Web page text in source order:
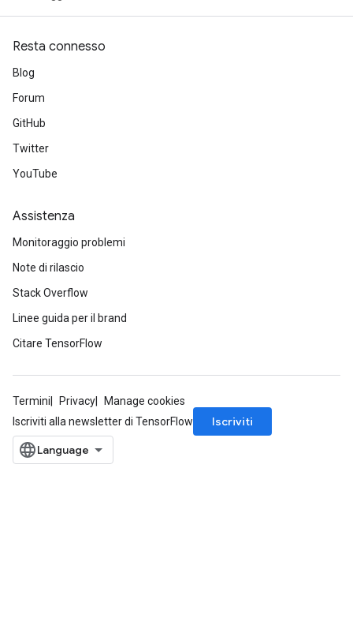
Resta connesso
Blog
Forum
GitHub
Twitter
YouTube
Assistenza
Monitoraggio problemi
Note di rilascio
Stack Overflow
Linee guida per il brand
Citare TensorFlow
Termini Privacy
Manage cookies
Iscriviti alla newsletter di TensorFlow
Iscriviti